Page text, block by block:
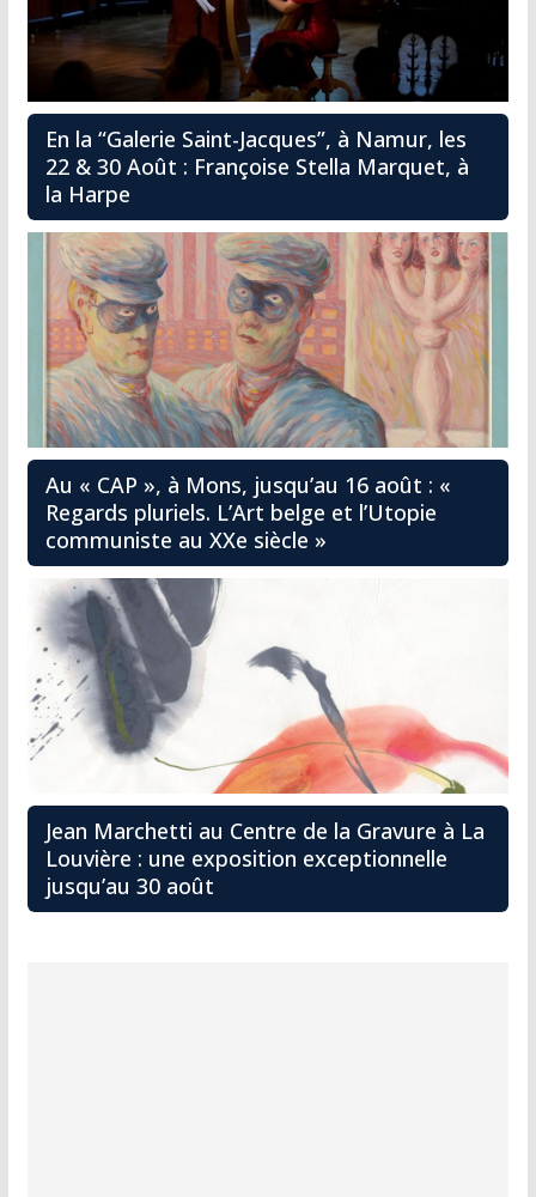
En la “Galerie Saint-Jacques”, à Namur, les
22 & 30 Août : Françoise Stella Marquet, à
la Harpe
Au « CAP », à Mons, jusqu’au 16 août : «
Regards pluriels. L’Art belge et l’Utopie
communiste au XXe siècle »
Jean Marchetti au Centre de la Gravure à La
Louvière : une exposition exceptionnelle
jusqu’au 30 août